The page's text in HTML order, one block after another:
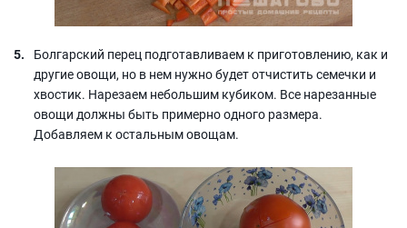
Болгарский перец подготавливаем к приготовлению, как и
другие овощи, но в нем нужно будет отчистить семечки и
хвостик. Нарезаем небольшим кубиком. Все нарезанные
овощи должны быть примерно одного размера.
Добавляем к остальным овощам.